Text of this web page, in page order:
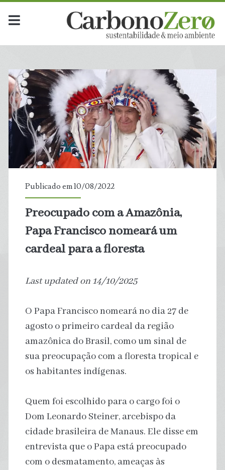
Publicado em 10/08/2022
Preocupado com a Amazônia,
Papa Francisco nomeará um
cardeal para a floresta
Last updated on 14/10/2025
O Papa Francisco nomeará no dia 27 de
agosto o primeiro cardeal da região
amazônica do Brasil, como um sinal de
sua preocupação com a floresta tropical e
os habitantes indígenas.
Quem foi escolhido para o cargo foi o
Dom Leonardo Steiner, arcebispo da
cidade brasileira de Manaus. Ele disse em
entrevista que o Papa está preocupado
com o desmatamento, ameaças às